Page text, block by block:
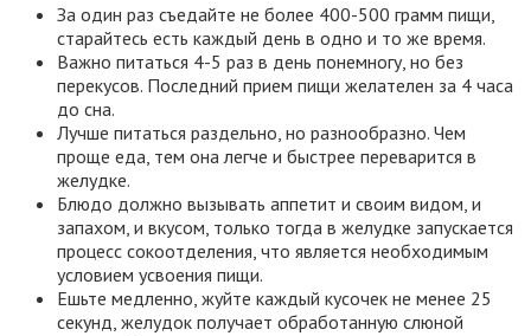
За один раз съедайте не более 400-500 грамм пищи,
старайтесь есть каждый день в одно и то же время.
Важно питаться 4-5 раз в день понемногу, но без
перекусов. Последний прием пищи желателен за 4 часа
до сна.
Лучше питаться раздельно, но разнообразно. Чем
проще еда, тем она легче и быстрее переварится в
желудке.
Блюдо должно вызывать аппетит и своим видом, и
запахом, и вкусом, только тогда в желудке запускается
процесс сокоотделения, что является необходимым
условием усвоения пищи.
Ешьте медленно, жуйте каждый кусочек не менее 25
секунд, желудок получает обработанную слюной